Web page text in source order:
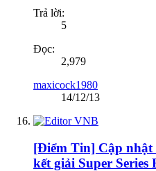
Trả lời:
5
Đọc:
2,979
maxicock1980
14/12/13
[Điểm Tin] Cập nhật
kết giải Super Series